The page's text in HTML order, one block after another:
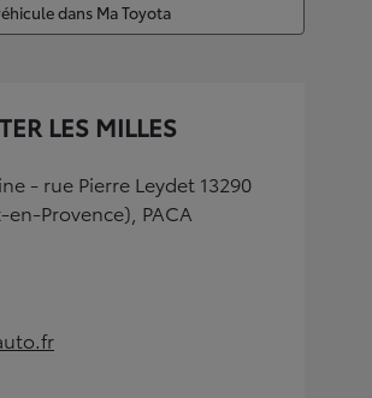
dans Ma Toyota
LES MILLES
- rue Pierre Leydet 13290
en-Provence), PACA
new tab)
in new tab)